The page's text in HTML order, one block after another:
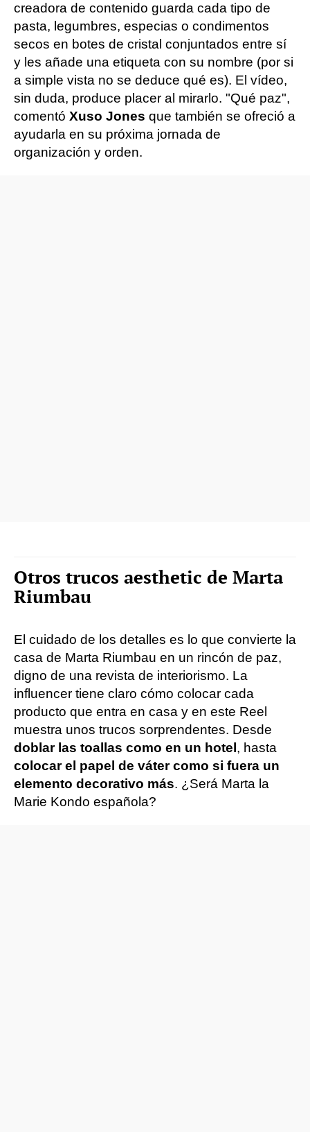
creadora de contenido guarda cada tipo de
pasta, legumbres, especias o condimentos
secos en botes de cristal conjuntados entre sí
y les añade una etiqueta con su nombre (por si
a simple vista no se deduce qué es). El vídeo,
sin duda, produce placer al mirarlo. "Qué paz",
comentó Xuso Jones que también se ofreció a
ayudarla en su próxima jornada de
organización y orden.
Otros trucos aesthetic de Marta
Riumbau
El cuidado de los detalles es lo que convierte la
casa de Marta Riumbau en un rincón de paz,
digno de una revista de interiorismo. La
influencer tiene claro cómo colocar cada
producto que entra en casa y en este Reel
muestra unos trucos sorprendentes. Desde
doblar las toallas como en un hotel, hasta
colocar el papel de váter como si fuera un
elemento decorativo más. ¿Será Marta la
Marie Kondo española?